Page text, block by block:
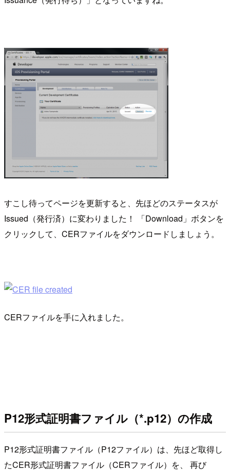
すこし待ってページを更新すると、先ほどのステータスが
Issued（発行済）に変わりました！ 「Download」ボタンを
クリックして、CERファイルをダウンロードしましょう。
CERファイルを手に入れました。
P12形式証明書ファイル（*.p12）の作成
P12形式証明書ファイル（P12ファイル）は、先ほど取得し
たCER形式証明書ファイル（CERファイル）を、 再び